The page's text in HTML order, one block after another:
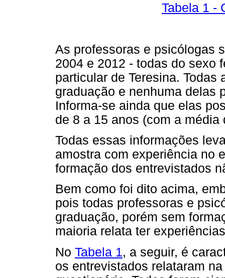
Tabela 1 -
As professoras e psicólogas
2004 e 2012 - todas do sexo
particular de Teresina.
graduação e nenhuma delas
Informa-se ainda que elas
de 8 a 15 anos (com a média
Todas essas informações
amostra com experiência no
formação dos entrevistados
Bem como foi dito acima,
pois todas professoras e
graduação, porém sem
maioria relata ter
No Tabela 1, a seguir, é
os entrevistados relataram